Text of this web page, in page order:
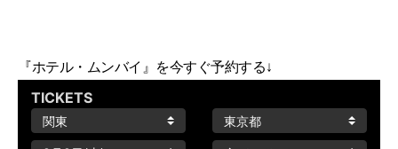
『ホテル・ムンバイ』を今すぐ予約する↓